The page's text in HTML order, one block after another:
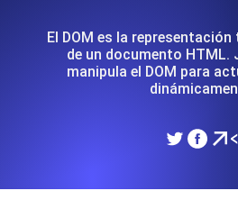
El DOM es la
de un documento HTML.
manipula el DOM para